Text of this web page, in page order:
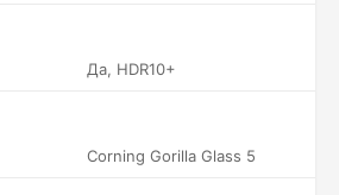
Да, HDR10+
Corning Gorilla Glass 5